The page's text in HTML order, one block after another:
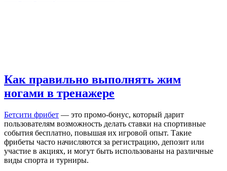
Как правильно выполнять жим
ногами в тренажере
Бетсити фрибет — это промо-бонус, который дарит
пользователям возможность делать ставки на спортивные
события бесплатно, повышая их игровой опыт. Такие
фрибеты часто начисляются за регистрацию, депозит или
участие в акциях, и могут быть использованы на различные
виды спорта и турниры.